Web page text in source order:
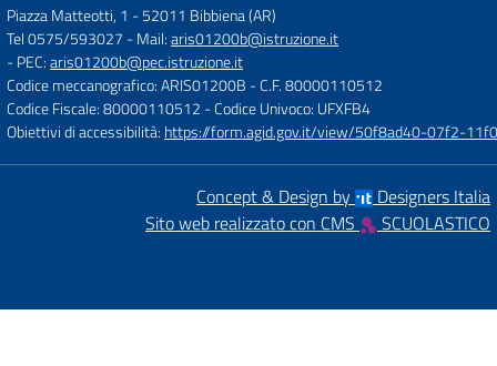
Piazza Matteotti, 1 -52011 Bibbiena (AR)
Tel 0575/593027 - Mail:aris01200b@istruzione.it
- PEC:aris01200b@pec.istruzione.it
Codice meccanografico: ARIS01200B - C.F. 80000110512
Codice Fiscale: 80000110512 - Codice Univoco: UFXFB4
Obiettivi di accessibilità: https://form.agid.gov.it/view/50f8ad40-07f2-
Concept & Design by
Designers Italia
Sito web realizzato con CMS
SCUOLASTICO